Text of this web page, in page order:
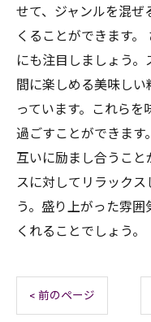
せて、ジャンルを混ぜ
くることができます
にも注目しましょう
間に楽しめる美味し
っています。これらを
過ごすことができます
互いに励まし合うこと
スに対してリラック
う。盛り上がった雰
くれることでしょう。
< 前のページ